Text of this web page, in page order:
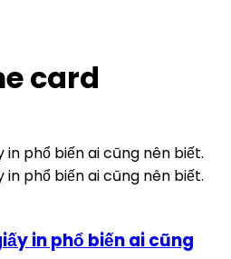
card
in phổ biến ai cũng